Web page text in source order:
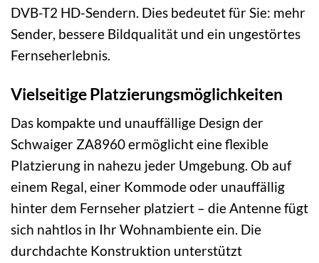
DVB-T2 HD-Sendern. Dies bedeutet für Sie: mehr
Sender, bessere Bildqualität und ein ungestörtes
Fernseherlebnis.
Vielseitige Platzierungsmöglichkeiten
Das kompakte und unauffällige Design der
Schwaiger ZA8960 ermöglicht eine flexible
Platzierung in nahezu jeder Umgebung. Ob auf
einem Regal, einer Kommode oder unauffällig
hinter dem Fernseher platziert – die Antenne fügt
sich nahtlos in Ihr Wohnambiente ein. Die
durchdachte Konstruktion unterstützt